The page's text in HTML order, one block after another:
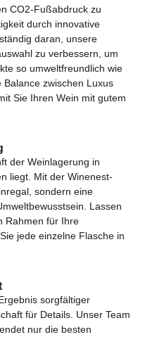
CO2-Fußabdruck zu
durch innovative
daran, unsere
zu verbessern, um
so umweltfreundlich wie
zwischen Luxus
Sie Ihren Wein mit gutem
der Weinlagerung in
liegt. Mit der Winenest-
sondern eine
Lassen
Rahmen für Ihre
jede einzelne Flasche in
sorgfältiger
für Details. Unser Team
nur die besten